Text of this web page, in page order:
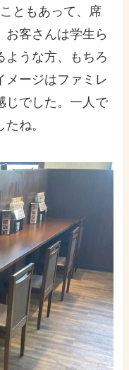
ともあって、席
お客さんは学生ら
ような方、もちろ
メージはファミレ
じでした。一人で
ね。